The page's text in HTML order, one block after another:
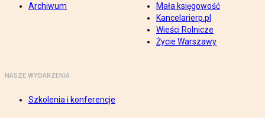
Archiwum
Mała księgowość
Kancelarierp.pl
Wieści Rolnicze
Życie Warszawy
NASZE WYDARZENIA
Szkolenia i konferencje